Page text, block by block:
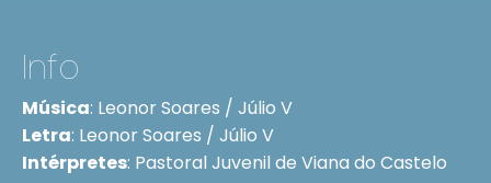
Info
Música: Leonor Soares / Júlio V
Letra: Leonor Soares / Júlio V
Intérpretes: Pastoral Juvenil de Viana do Castelo